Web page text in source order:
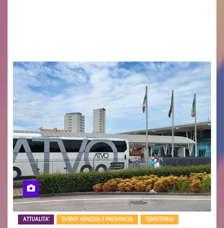
ATTUALITA' EVENTI VENEZIA E PROVINCIA TERRITORIO